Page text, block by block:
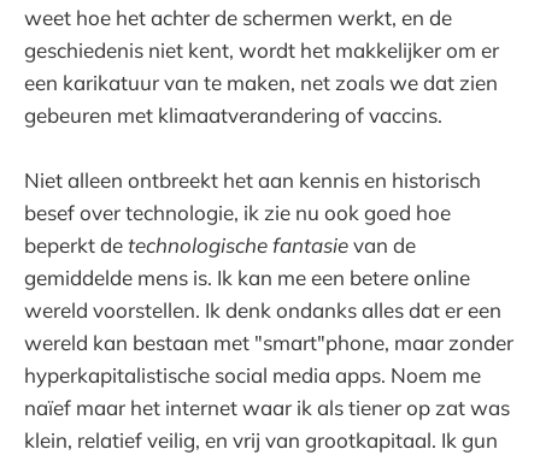
weet hoe het achter de schermen werkt, en de
geschiedenis niet kent, wordt het makkelijker om er
een karikatuur van te maken, net zoals we dat zien
gebeuren met klimaatverandering of vaccins.
Niet alleen ontbreekt het aan kennis en historisch
besef over technologie, ik zie nu ook goed hoe
beperkt detechnologische fantasievan de
gemiddelde mens is. Ik kan me een betere online
wereld voorstellen. Ik denk ondanks alles dat er een
wereld kan bestaan met "smart"phone, maar zonder
hyperkapitalistische social media apps. Noem me
naïef maar het internet waar ik als tiener op zat was
klein, relatief veilig, en vrij van grootkapitaal. Ik gun